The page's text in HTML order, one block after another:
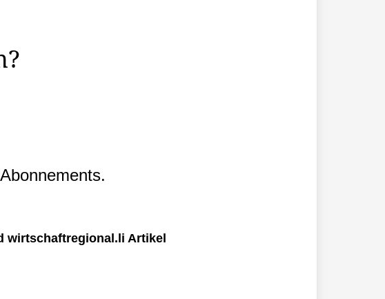
wirtschaftregional.li Artikel